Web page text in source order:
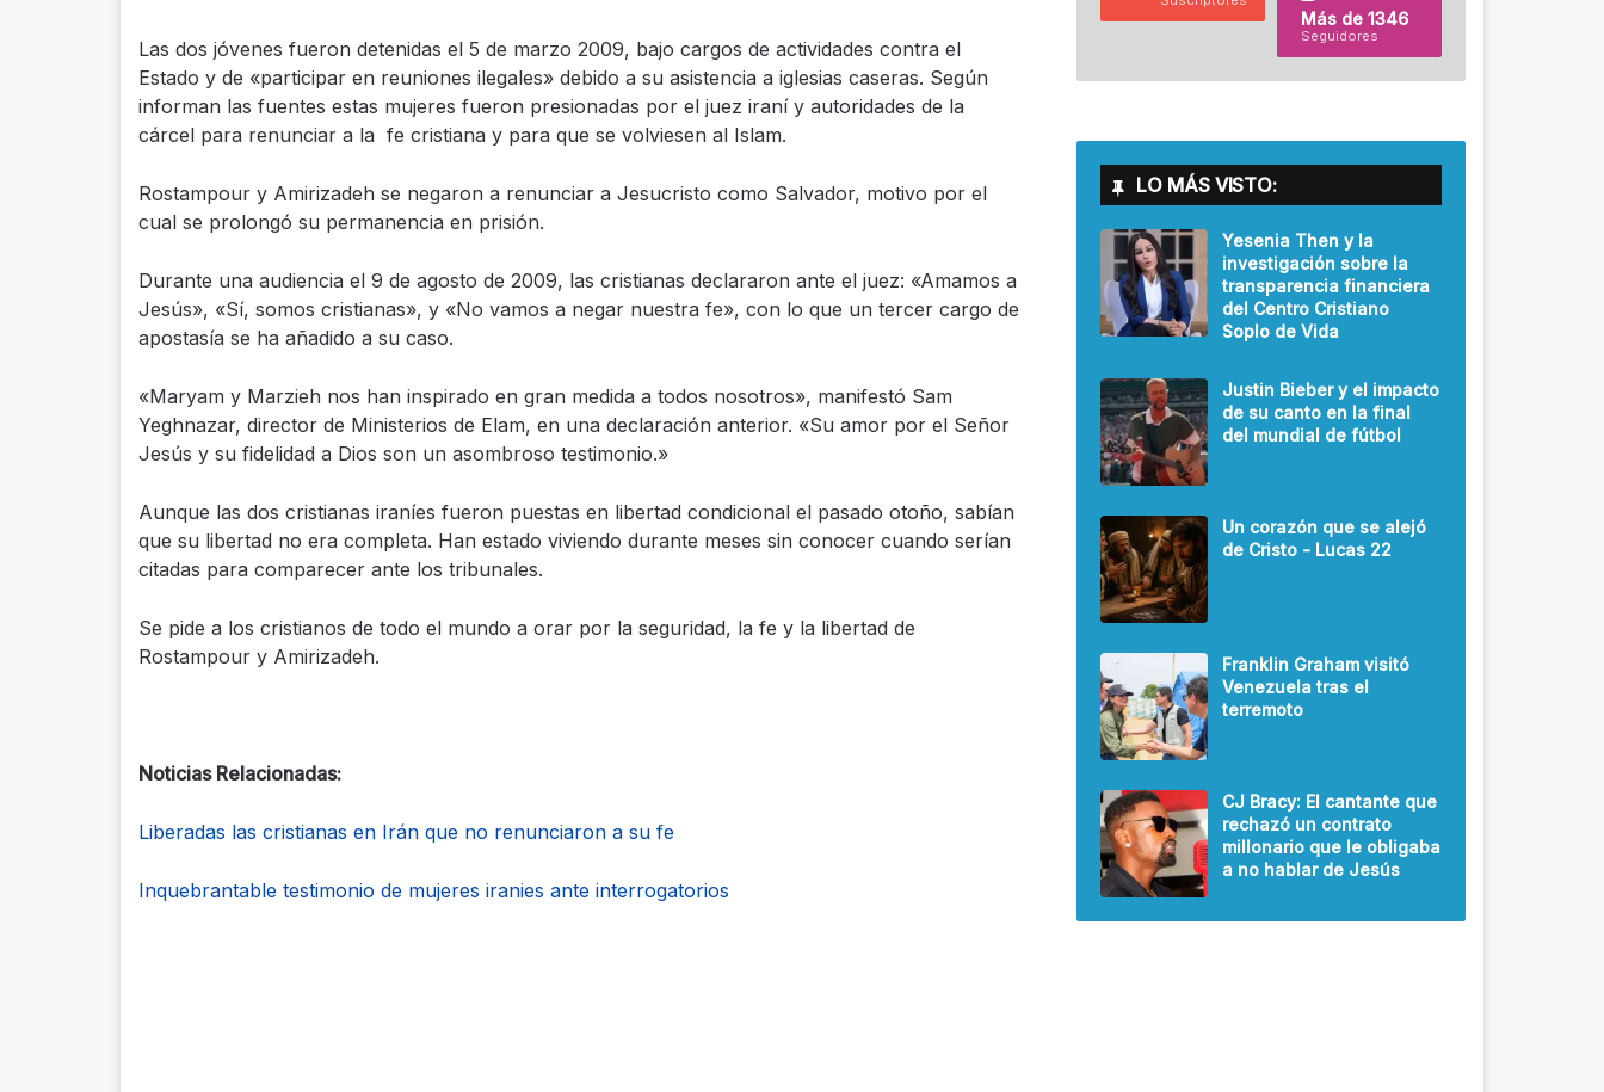
Las dos jóvenes fueron detenidas el 5 de marzo 2009, bajo cargos de actividades contra el
Estado y de «participar en reuniones ilegales» debido a su asistencia a iglesias caseras. Según
informan las fuentes estas mujeres fueron presionadas por el juez iraní y autoridades de la
cárcel para renunciar a la fe cristiana y para que se volviesen al Islam.
Rostampour y Amirizadeh se negaron a renunciar a Jesucristo como Salvador, motivo por el
cual se prolongó su permanencia en prisión.
Durante una audiencia el 9 de agosto de 2009, las cristianas declararon ante el juez: «Amamos a
Jesús», «Sí, somos cristianas», y «No vamos a negar nuestra fe», con lo que un tercer cargo de
apostasía se ha añadido a su caso.
«Maryam y Marzieh nos han inspirado en gran medida a todos nosotros», manifestó Sam
Yeghnazar, director de Ministerios de Elam, en una declaración anterior. «Su amor por el Señor
Jesús y su fidelidad a Dios son un asombroso testimonio.»
Aunque las dos cristianas iraníes fueron puestas en libertad condicional el pasado otoño, sabían
que su libertad no era completa. Han estado viviendo durante meses sin conocer cuando serían
citadas para comparecer ante los tribunales.
Se pide a los cristianos de todo el mundo a orar por la seguridad, la fe y la libertad de
Rostampour y Amirizadeh.
Noticias Relacionadas:
Liberadas las cristianas en Irán que no renunciaron a su fe
Inquebrantable testimonio de mujeres iranies ante interrogatorios
Más de 1346
Seguidores
LO MÁS VISTO:
Yesenia Then y la
investigación sobre la
transparencia financiera
del Centro Cristiano
Soplo de Vida
Justin Bieber y el impacto
de su canto en la final
del mundial de fútbol
Un corazón que se alejó
de Cristo - Lucas 22
Franklin Graham visitó
Venezuela tras el
terremoto
CJ Bracy: El cantante que
rechazó un contrato
millonario que le obligaba
a no hablar de Jesús